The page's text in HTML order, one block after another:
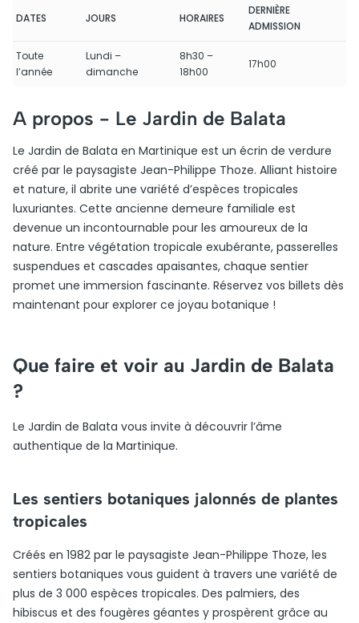
DATES JOURS HORAIRES
DERNIÈRE
ADMISSION
Toute
l’année
Lundi –
dimanche
8h30 –
18h00
17h00
A propos - Le Jardin de Balata
Le Jardin de Balata en Martinique est un écrin de verdure
créé par le paysagiste Jean-Philippe Thoze. Alliant histoire
et nature, il abrite une variété d’espèces tropicales
luxuriantes. Cette ancienne demeure familiale est
devenue un incontournable pour les amoureux de la
nature. Entre végétation tropicale exubérante, passerelles
suspendues et cascades apaisantes, chaque sentier
promet une immersion fascinante. Réservez vos billets dès
maintenant pour explorer ce joyau botanique !
Que faire et voir au Jardin de Balata
?
Le Jardin de Balata vous invite à découvrir l’âme
authentique de la Martinique.
Les sentiers botaniques jalonnés de plantes
tropicales
Créés en 1982 par le paysagiste Jean-Philippe Thoze, les
sentiers botaniques vous guident à travers une variété de
plus de 3 000 espèces tropicales. Des palmiers, des
hibiscus et des fougères géantes y prospèrent grâce au